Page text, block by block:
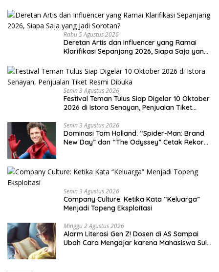
Rabu 5 Agustus 2026
Deretan Artis dan Influencer yang Ramai
Klarifikasi Sepanjang 2026, Siapa Saja yang
Senin 3 Agustus 2026
Festival Teman Tulus Siap Digelar 10 Oktober
2026 di Istora Senayan, Penjualan Tiket
Senin 3 Agustus 2026
Dominasi Tom Holland: “Spider-Man: Brand
New Day” dan “The Odyssey” Cetak Rekor
Senin 3 Agustus 2026
Company Culture: Ketika Kata “Keluarga”
Menjadi Topeng Eksploitasi
Minggu 2 Agustus 2026
Alarm Literasi Gen Z! Dosen di AS Sampai
Ubah Cara Mengajar karena Mahasiswa Sulit